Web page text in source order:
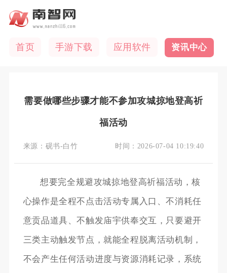
首页 手游下载 应用软件 资讯中心
需要做哪些步骤才能不参加攻城掠地登高祈
福活动
来源： 砚书-白竹 时间： 2026-07-04 10:19:40
想要完全规避攻城掠地登高祈福活动，核
心操作是全程不点击活动专属入口、不消耗任
意贡品道具、不触发庙宇供奉交互，只要避开
三类主动触发节点，就能全程脱离活动机制，
不会产生任何活动进度与资源消耗记录，系统